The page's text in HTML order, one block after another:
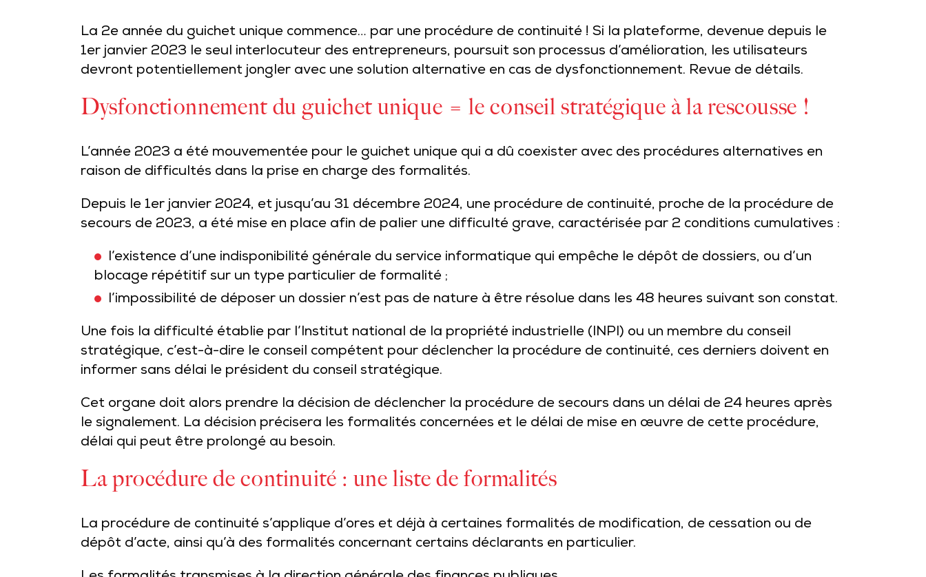
La 2e année du guichet unique commence… par une procédure de continuité ! Si la plateforme, devenue depuis le
1er janvier 2023 le seul interlocuteur des entrepreneurs, poursuit son processus d’amélioration, les utilisateurs
devront potentiellement jongler avec une solution alternative en cas de dysfonctionnement. Revue de détails.
Dysfonctionnement du guichet unique = le conseil stratégique à la rescousse !
L’année 2023 a été mouvementée pour le guichet unique qui a dû coexister avec des procédures alternatives en
raison de difficultés dans la prise en charge des formalités.
Depuis le 1er janvier 2024, et jusqu’au 31 décembre 2024, une procédure de continuité, proche de la procédure de
secours de 2023, a été mise en place afin de palier une difficulté grave, caractérisée par 2 conditions cumulatives :
l’existence d’une indisponibilité générale du service informatique qui empêche le dépôt de dossiers, ou d’un
blocage répétitif sur un type particulier de formalité ;
l’impossibilité de déposer un dossier n’est pas de nature à être résolue dans les 48 heures suivant son constat.
Une fois la difficulté établie par l’Institut national de la propriété industrielle (INPI) ou un membre du conseil
stratégique, c’est-à-dire le conseil compétent pour déclencher la procédure de continuité, ces derniers doivent en
informer sans délai le président du conseil stratégique.
Cet organe doit alors prendre la décision de déclencher la procédure de secours dans un délai de 24 heures après
le signalement. La décision précisera les formalités concernées et le délai de mise en œuvre de cette procédure,
délai qui peut être prolongé au besoin.
La procédure de continuité : une liste de formalités
La procédure de continuité s’applique d’ores et déjà à certaines formalités de modification, de cessation ou de
dépôt d’acte, ainsi qu’à des formalités concernant certains déclarants en particulier.